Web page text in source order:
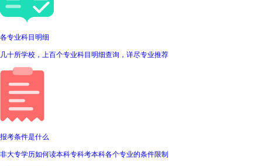
各专业科目明细
几十所学校，上百个专业科目明细查询，详尽专业推荐
报考条件是什么
非大专学历如何读本科专科考本科各个专业的条件限制